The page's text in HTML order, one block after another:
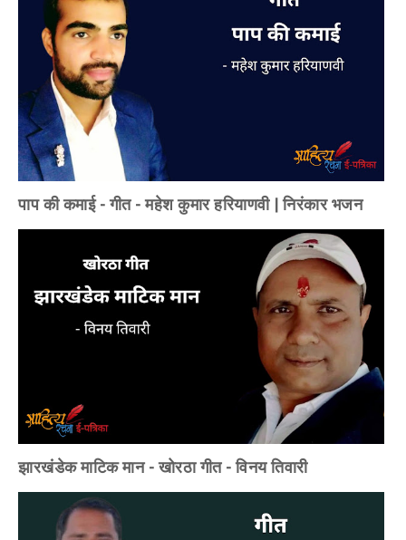
पाप की कमाई - गीत - महेश कुमार हरियाणवी | निरंकार भजन
झारखंडेक माटिक मान - खोरठा गीत - विनय तिवारी